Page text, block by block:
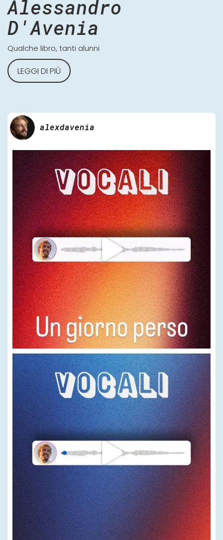
Alessandro
D'Avenia
Qualche libro, tanti alunni
LEGGI DI PIÙ
alexdavenia